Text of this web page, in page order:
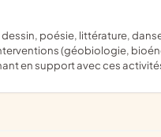
(géobiologie,
en support avec ces